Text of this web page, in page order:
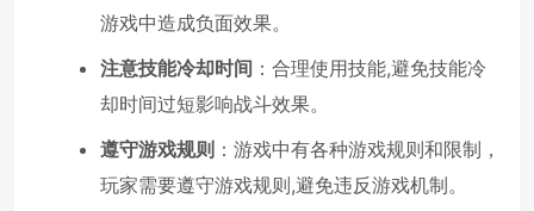
游戏中造成负面效果。
注意技能冷却时间 ：合理使用技能,避免技能冷
却时间过短影响战斗效果。
遵守游戏规则 ：游戏中有各种游戏规则和限制，
玩家需要遵守游戏规则,避免违反游戏机制。